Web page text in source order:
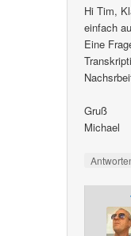
Hi Tim,
einfach
Eine
Gruß
Michael